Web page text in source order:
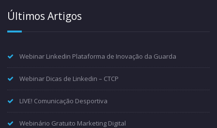
Últimos Artigos
Webinar Linkedin Plataforma de Inovação da Guarda
Webinar Dicas de Linkedin – CTCP
LIVE! Comunicação Desportiva
Webinário Gratuito Marketing Digital